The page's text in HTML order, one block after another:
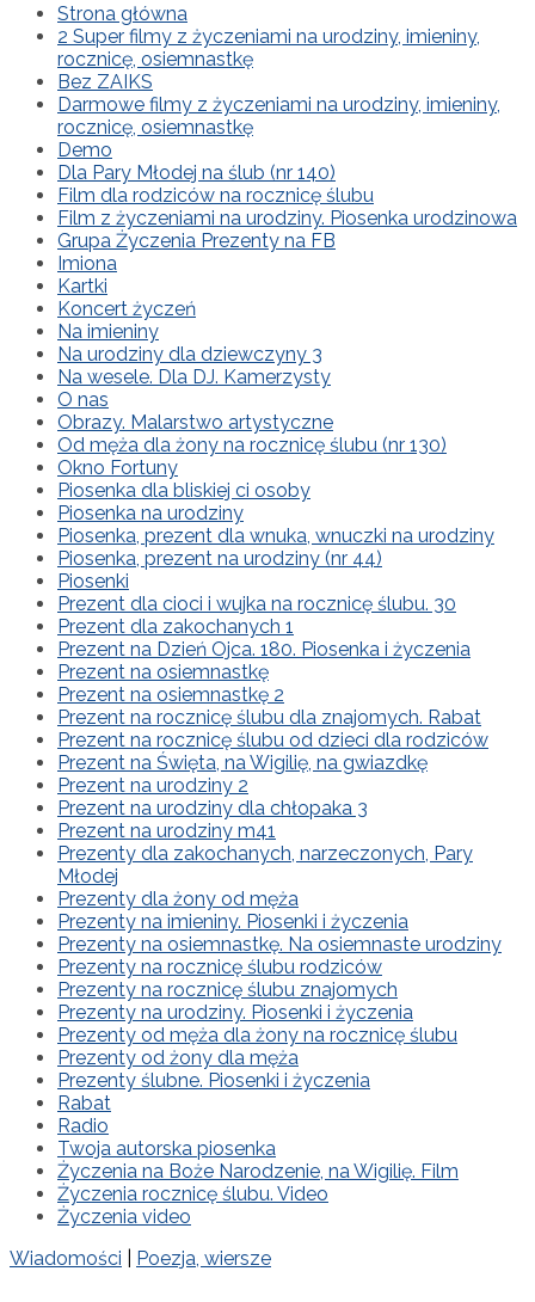
Strona główna
2 Super filmy z życzeniami na urodziny, imieniny,
rocznicę, osiemnastkę
Bez ZAIKS
Darmowe filmy z życzeniami na urodziny, imieniny,
rocznicę, osiemnastkę
Demo
Dla Pary Młodej na ślub (nr 140)
Film dla rodziców na rocznicę ślubu
Film z życzeniami na urodziny. Piosenka urodzinowa
Grupa Życzenia Prezenty na FB
Imiona
Kartki
Koncert życzeń
Na imieniny
Na urodziny dla dziewczyny 3
Na wesele. Dla DJ. Kamerzysty
O nas
Obrazy. Malarstwo artystyczne
Od męża dla żony na rocznicę ślubu (nr 130)
Okno Fortuny
Piosenka dla bliskiej ci osoby
Piosenka na urodziny
Piosenka, prezent dla wnuka, wnuczki na urodziny
Piosenka, prezent na urodziny (nr 44)
Piosenki
Prezent dla cioci i wujka na rocznicę ślubu. 30
Prezent dla zakochanych 1
Prezent na Dzień Ojca. 180. Piosenka i życzenia
Prezent na osiemnastkę
Prezent na osiemnastkę 2
Prezent na rocznicę ślubu dla znajomych. Rabat
Prezent na rocznicę ślubu od dzieci dla rodziców
Prezent na Święta, na Wigilię, na gwiazdkę
Prezent na urodziny 2
Prezent na urodziny dla chłopaka 3
Prezent na urodziny m41
Prezenty dla zakochanych, narzeczonych, Pary
Młodej
Prezenty dla żony od męża
Prezenty na imieniny. Piosenki i życzenia
Prezenty na osiemnastkę. Na osiemnaste urodziny
Prezenty na rocznicę ślubu rodziców
Prezenty na rocznicę ślubu znajomych
Prezenty na urodziny. Piosenki i życzenia
Prezenty od męża dla żony na rocznicę ślubu
Prezenty od żony dla męża
Prezenty ślubne. Piosenki i życzenia
Rabat
Radio
Twoja autorska piosenka
Życzenia na Boże Narodzenie, na Wigilię. Film
Życzenia rocznicę ślubu. Video
Życzenia video
Wiadomości
Poezja, wiersze